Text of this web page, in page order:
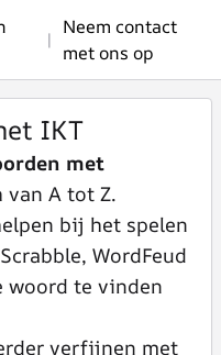
|
Neem contact
met ons op
IKT
met
A tot Z.
bij het spelen
WordFeud
woord te vinden
verfijnen met